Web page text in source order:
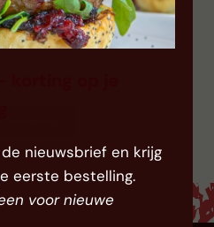
nieuwsbrief en krijg
eerste bestelling.
voor nieuwe